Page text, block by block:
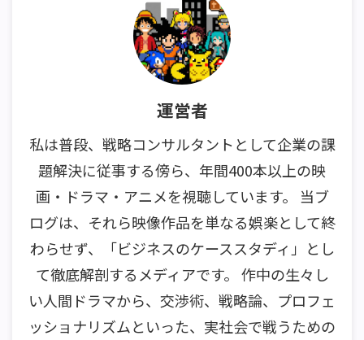
運営者
私は普段、戦略コンサルタントとして企業の課
題解決に従事する傍ら、年間400本以上の映
画・ドラマ・アニメを視聴しています。 当ブ
ログは、それら映像作品を単なる娯楽として終
わらせず、「ビジネスのケーススタディ」とし
て徹底解剖するメディアです。 作中の生々し
い人間ドラマから、交渉術、戦略論、プロフェ
ッショナリズムといった、実社会で戦うための